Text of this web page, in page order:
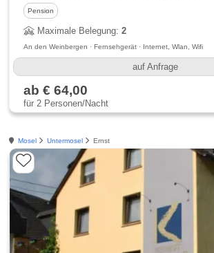
Pension
Maximale Belegung:2
An den Weinbergen · Fernsehgerät · Internet, Wlan, Wifi
auf Anfrage
ab € 64,00
für 2 Personen/Nacht
Mosel Untermosel Ernst